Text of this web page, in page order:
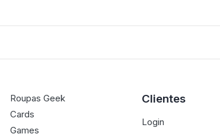
Roupas Geek
Cards
Games
Clientes
Login